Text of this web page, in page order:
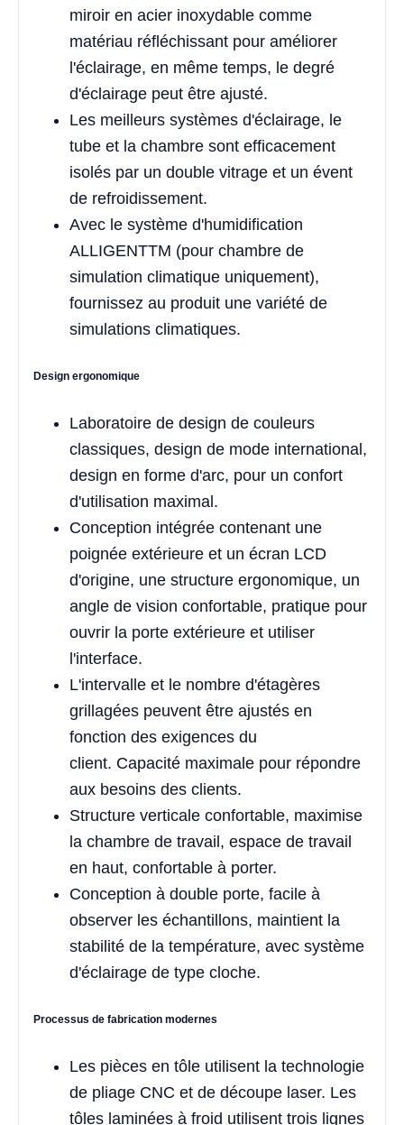
miroir en acier inoxydable comme
matériau réfléchissant pour améliorer
l'éclairage, en même temps, le degré
d'éclairage peut être ajusté.
Les meilleurs systèmes d'éclairage, le
tube et la chambre sont efficacement
isolés par un double vitrage et un évent
de refroidissement.
Avec le système d'humidification
ALLIGENTTM (pour chambre de
simulation climatique uniquement),
fournissez au produit une variété de
simulations climatiques.
Design ergonomique
Laboratoire de design de couleurs
classiques, design de mode international,
design en forme d'arc, pour un confort
d'utilisation maximal.
Conception intégrée contenant une
poignée extérieure et un écran LCD
d'origine, une structure ergonomique, un
angle de vision confortable, pratique pour
ouvrir la porte extérieure et utiliser
l'interface.
L'intervalle et le nombre d'étagères
grillagées peuvent être ajustés en
fonction des exigences du
client. Capacité maximale pour répondre
aux besoins des clients.
Structure verticale confortable, maximise
la chambre de travail, espace de travail
en haut, confortable à porter.
Conception à double porte, facile à
observer les échantillons, maintient la
stabilité de la température, avec système
d'éclairage de type cloche.
Processus de fabrication modernes
Les pièces en tôle utilisent la technologie
de pliage CNC et de découpe laser. Les
tôles laminées à froid utilisent trois lignes